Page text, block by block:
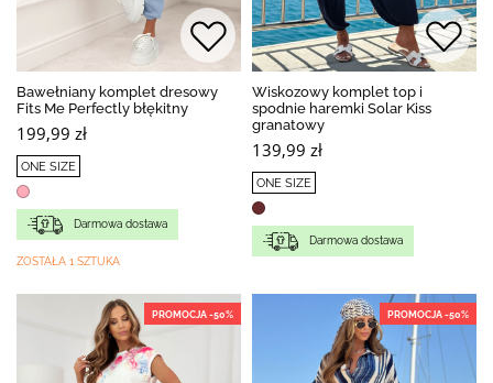
Bawełniany komplet dresowy
Fits Me Perfectly błękitny
199,99 zł
ONE SIZE
Darmowa dostawa
ZOSTAŁA 1 SZTUKA
Wiskozowy komplet top i
spodnie haremki Solar Kiss
granatowy
139,99 zł
ONE SIZE
Darmowa dostawa
PROMOCJA -50% PROMOCJA -50%